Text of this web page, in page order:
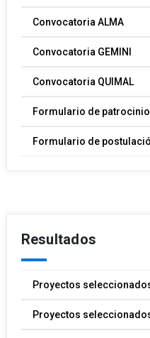
Convocatoria ALMA
Convocatoria GEMINI
Convocatoria QUIMAL
Formulario de
Formulario de
Resultados
Proyectos
Proyectos seleccionados